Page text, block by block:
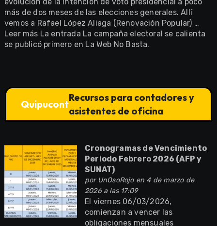
más de dos meses de las elecciones generales. Allí
vemos a Rafael López Aliaga (Renovación Popular) …
Leer más La entrada La campaña electoral se calienta
se publicó primero en La Web No Basta.
Quipucont
Recursos para contadores y
asistentes de oficina
Cronogramas de Vencimiento
Periodo Febrero 2026 (AFP y
SUNAT)
por UnOsoRojoen 4 de marzo de
2026 a las 17:09
El viernes 06/03/2026,
comienzan a vencer las
obligaciones mensuales